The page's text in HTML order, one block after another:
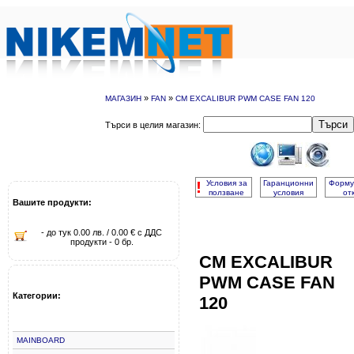
МАГАЗИН » FAN » CM EXCALIBUR PWM CASE FAN 120
Търси в целия магазин: Търси
Вашите продукти:
- до тук 0.00 лв. / 0.00 € с ДДС
продукти - 0 бр.
Категории:
MAINBOARD
!
Условия за
ползване
Гаранционни
условия
CM EXCALIBUR
PWM CASE FAN
120